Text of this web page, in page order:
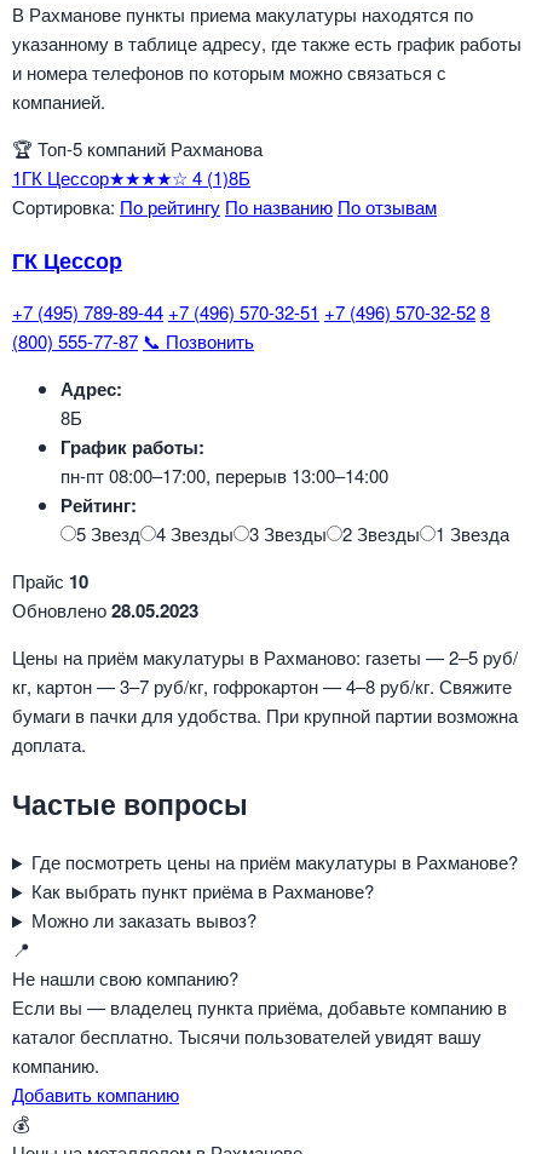
В Рахманове пункты приема макулатуры находятся по
указанному в таблице адресу, где также есть график работы
и номера телефонов по которым можно связаться с
компанией.
🏆 Топ-5 компаний Рахманова
1ГК Цессор★★★★☆ 4 (1)8Б
Сортировка: По рейтингу По названию По отзывам
ГК Цессор
+7 (495) 789-89-44 +7 (496) 570-32-51 +7 (496) 570-32-528
(800) 555-77-87 📞 Позвонить
Адрес:
8Б
График работы:
пн-пт 08:00–17:00, перерыв 13:00–14:00
Рейтинг:
5 Звезд 4 Звезды 3 Звезды 2 Звезды
1 Звезда
Прайс 10
Обновлено28.05.2023
Цены на приём макулатуры в Рахманово: газеты — 2–5 руб/
кг, картон — 3–7 руб/кг, гофрокартон — 4–8 руб/кг. Свяжите
бумаги в пачки для удобства. При крупной партии возможна
доплата.
Частые вопросы
Где посмотреть цены на приём макулатуры в Рахманове?
Как выбрать пункт приёма в Рахманове?
Можно ли заказать вывоз?
📍
Не нашли свою компанию?
Если вы — владелец пункта приёма, добавьте компанию в
каталог бесплатно. Тысячи пользователей увидят вашу
компанию.
Добавить компанию
💰